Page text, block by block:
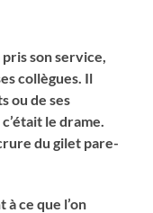
son service,
collègues. Il
ou de ses
le drame.
du gilet pare-
ce que l’on